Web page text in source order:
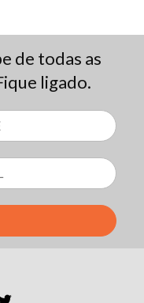
de todas as
ligado.